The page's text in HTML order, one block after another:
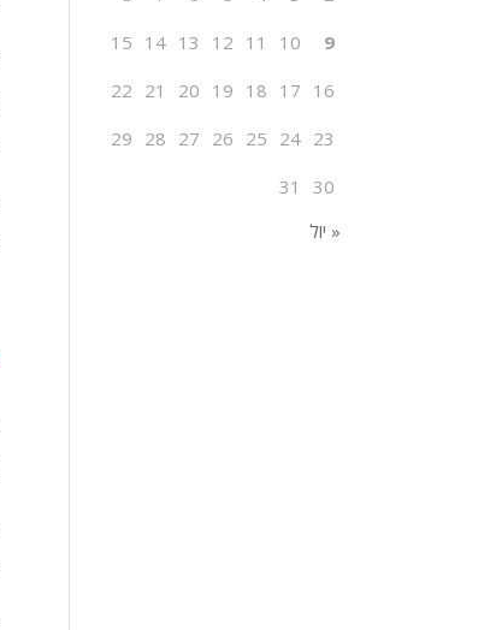
9
10
11
12
13
14
15
16
17
18
19
20
21
22
23
24
25
26
27
28
29
30
31
« יול